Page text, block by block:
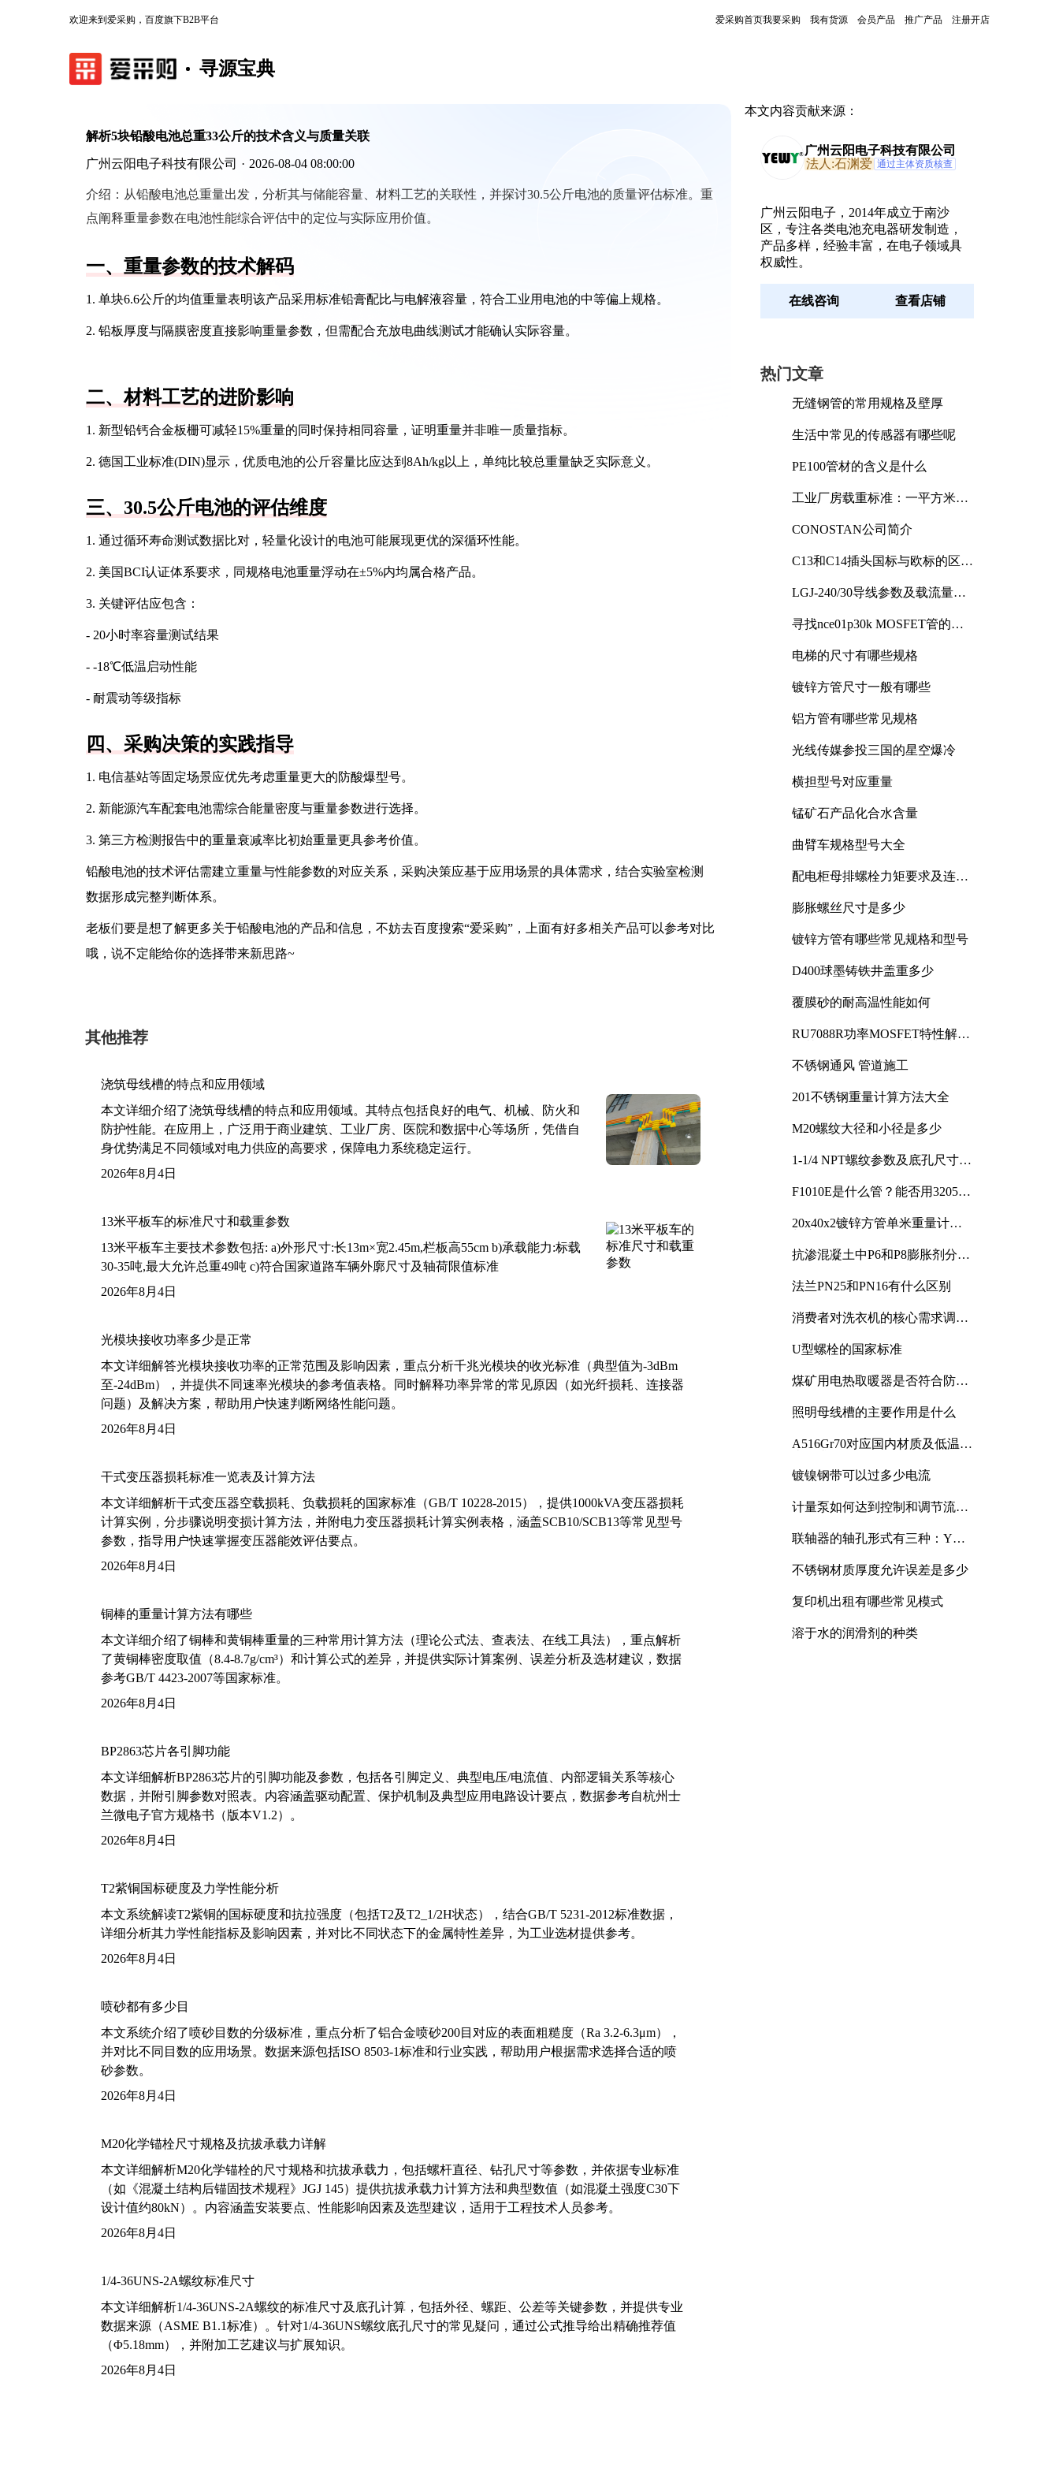
欢迎来到爱采购，百度旗下B2B平台 爱采购首页我要采购 我有货源 会员产品 推广产品 注册开店
寻源宝典
解析5块铅酸电池总重33公斤的技术含义与质量关联
广州云阳电子科技有限公司 · 2026-08-04 08:00:00
介绍： 从铅酸电池总重量出发，分析其与储能容量、材料工艺的关联性，并探讨30.5公斤电池的质量评估标准。重
点阐释重量参数在电池性能综合评估中的定位与实际应用价值。
一、重量参数的技术解码
1. 单块6.6公斤的均值重量表明该产品采用标准铅膏配比与电解液容量，符合工业用电池的中等偏上规格。
2. 铅板厚度与隔膜密度直接影响重量参数，但需配合充放电曲线测试才能确认实际容量。
二、材料工艺的进阶影响
1. 新型铅钙合金板栅可减轻15%重量的同时保持相同容量，证明重量并非唯一质量指标。
2. 德国工业标准(DIN)显示，优质电池的公斤容量比应达到8Ah/kg以上，单纯比较总重量缺乏实际意义。
三、30.5公斤电池的评估维度
1. 通过循环寿命测试数据比对，轻量化设计的电池可能展现更优的深循环性能。
2. 美国BCI认证体系要求，同规格电池重量浮动在±5%内均属合格产品。
3. 关键评估应包含：
- 20小时率容量测试结果
- -18℃低温启动性能
- 耐震动等级指标
四、采购决策的实践指导
1. 电信基站等固定场景应优先考虑重量更大的防酸爆型号。
2. 新能源汽车配套电池需综合能量密度与重量参数进行选择。
3. 第三方检测报告中的重量衰减率比初始重量更具参考价值。
铅酸电池的技术评估需建立重量与性能参数的对应关系，采购决策应基于应用场景的具体需求，结合实验室检测
数据形成完整判断体系。
老板们要是想了解更多关于铅酸电池的产品和信息，不妨去百度搜索“爱采购”，上面有好多相关产品可以参考对比
哦，说不定能给你的选择带来新思路~
其他推荐
浇筑母线槽的特点和应用领域
本文详细介绍了浇筑母线槽的特点和应用领域。其特点包括良好的电气、机械、防火和
防护性能。在应用上，广泛用于商业建筑、工业厂房、医院和数据中心等场所，凭借自
身优势满足不同领域对电力供应的高要求，保障电力系统稳定运行。
2026年8月4日
13米平板车的标准尺寸和载重参数
13米平板车主要技术参数包括: a)外形尺寸:长13m×宽2.45m,栏板高55cm b)承载能力:标载
30-35吨,最大允许总重49吨 c)符合国家道路车辆外廓尺寸及轴荷限值标准
2026年8月4日
光模块接收功率多少是正常
本文详细解答光模块接收功率的正常范围及影响因素，重点分析千兆光模块的收光标准（典型值为-3dBm
至-24dBm），并提供不同速率光模块的参考值表格。同时解释功率异常的常见原因（如光纤损耗、连接器
问题）及解决方案，帮助用户快速判断网络性能问题。
2026年8月4日
干式变压器损耗标准一览表及计算方法
本文详细解析干式变压器空载损耗、负载损耗的国家标准（GB/T 10228-2015），提供1000kVA变压器损耗
计算实例，分步骤说明变损计算方法，并附电力变压器损耗计算实例表格，涵盖SCB10/SCB13等常见型号
参数，指导用户快速掌握变压器能效评估要点。
2026年8月4日
铜棒的重量计算方法有哪些
本文详细介绍了铜棒和黄铜棒重量的三种常用计算方法（理论公式法、查表法、在线工具法），重点解析
了黄铜棒密度取值（8.4-8.7g/cm³）和计算公式的差异，并提供实际计算案例、误差分析及选材建议，数据
参考GB/T 4423-2007等国家标准。
2026年8月4日
BP2863芯片各引脚功能
本文详细解析BP2863芯片的引脚功能及参数，包括各引脚定义、典型电压/电流值、内部逻辑关系等核心
数据，并附引脚参数对照表。内容涵盖驱动配置、保护机制及典型应用电路设计要点，数据参考自杭州士
兰微电子官方规格书（版本V1.2）。
2026年8月4日
T2紫铜国标硬度及力学性能分析
本文系统解读T2紫铜的国标硬度和抗拉强度（包括T2及T2_1/2H状态），结合GB/T 5231-2012标准数据，
详细分析其力学性能指标及影响因素，并对比不同状态下的金属特性差异，为工业选材提供参考。
2026年8月4日
喷砂都有多少目
本文系统介绍了喷砂目数的分级标准，重点分析了铝合金喷砂200目对应的表面粗糙度（Ra 3.2-6.3μm），
并对比不同目数的应用场景。数据来源包括ISO 8503-1标准和行业实践，帮助用户根据需求选择合适的喷
砂参数。
2026年8月4日
M20化学锚栓尺寸规格及抗拔承载力详解
本文详细解析M20化学锚栓的尺寸规格和抗拔承载力，包括螺杆直径、钻孔尺寸等参数，并依据专业标准
（如《混凝土结构后锚固技术规程》JGJ 145）提供抗拔承载力计算方法和典型数值（如混凝土强度C30下
设计值约80kN）。内容涵盖安装要点、性能影响因素及选型建议，适用于工程技术人员参考。
2026年8月4日
1/4-36UNS-2A螺纹标准尺寸
本文详细解析1/4-36UNS-2A螺纹的标准尺寸及底孔计算，包括外径、螺距、公差等关键参数，并提供专业
数据来源（ASME B1.1标准）。针对1/4-36UNS螺纹底孔尺寸的常见疑问，通过公式推导给出精确推荐值
（Φ5.18mm），并附加工艺建议与扩展知识。
2026年8月4日
本文内容贡献来源：
广州云阳电子科技有限公司
法人:石渊爱 通过主体资质核查
广州云阳电子，2014年成立于南沙
区，专注各类电池充电器研发制造，
产品多样，经验丰富，在电子领域具
权威性。
在线咨询 查看店铺
热门文章
无缝钢管的常用规格及壁厚
生活中常见的传感器有哪些呢
PE100管材的含义是什么
工业厂房载重标准：一平方米能
CONOSTAN公司简介
C13和C14插头国标与欧标的区别
LGJ-240/30导线参数及载流量解
寻找nce01p30k MOSFET管的合
电梯的尺寸有哪些规格
镀锌方管尺寸一般有哪些
铝方管有哪些常见规格
光线传媒参投三国的星空爆冷
横担型号对应重量
锰矿石产品化合水含量
曲臂车规格型号大全
配电柜母排螺栓力矩要求及连接
膨胀螺丝尺寸是多少
镀锌方管有哪些常见规格和型号
D400球墨铸铁井盖重多少
覆膜砂的耐高温性能如何
RU7088R功率MOSFET特性解析
不锈钢通风 管道施工
201不锈钢重量计算方法大全
M20螺纹大径和小径是多少
1-1/4 NPT螺纹参数及底孔尺寸详
F1010E是什么管？能否用3205或
20x40x2镀锌方管单米重量计算
抗渗混凝土中P6和P8膨胀剂分别
法兰PN25和PN16有什么区别
消费者对洗衣机的核心需求调研
U型螺栓的国家标准
煤矿用电热取暖器是否符合防爆
照明母线槽的主要作用是什么
A516Gr70对应国内材质及低温冲
镀镍钢带可以过多少电流
计量泵如何达到控制和调节流量
联轴器的轴孔形式有三种：Y
不锈钢材质厚度允许误差是多少
复印机出租有哪些常见模式
溶于水的润滑剂的种类